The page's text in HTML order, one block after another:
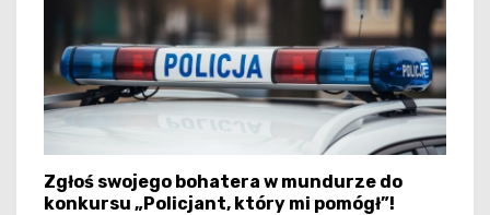
Zgłoś swojego bohatera w mundurze do
konkursu „Policjant, który mi pomógł”!